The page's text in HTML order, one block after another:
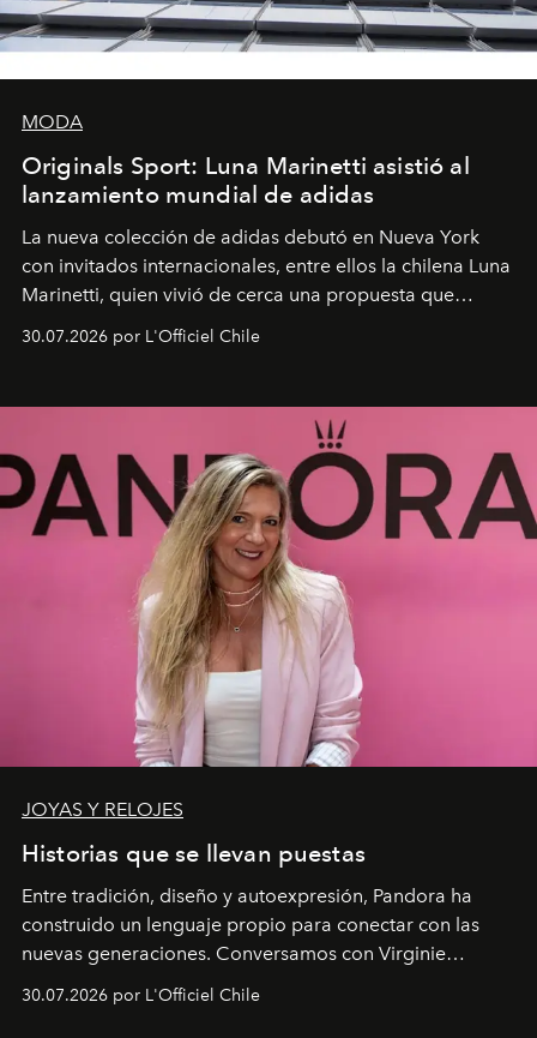
MODA
Originals Sport: Luna Marinetti asistió al
lanzamiento mundial de adidas
La nueva colección de adidas debutó en Nueva York
con invitados internacionales, entre ellos la chilena Luna
Marinetti, quien vivió de cerca una propuesta que
30.07.2026 por L'Officiel Chile
JOYAS Y RELOJES
Historias que se llevan puestas
Entre tradición, diseño y autoexpresión, Pandora ha
construido un lenguaje propio para conectar con las
nuevas generaciones. Conversamos con Virginie
Latinoamérica, sobre identidad, cultura y el valor
30.07.2026 por L'Officiel Chile